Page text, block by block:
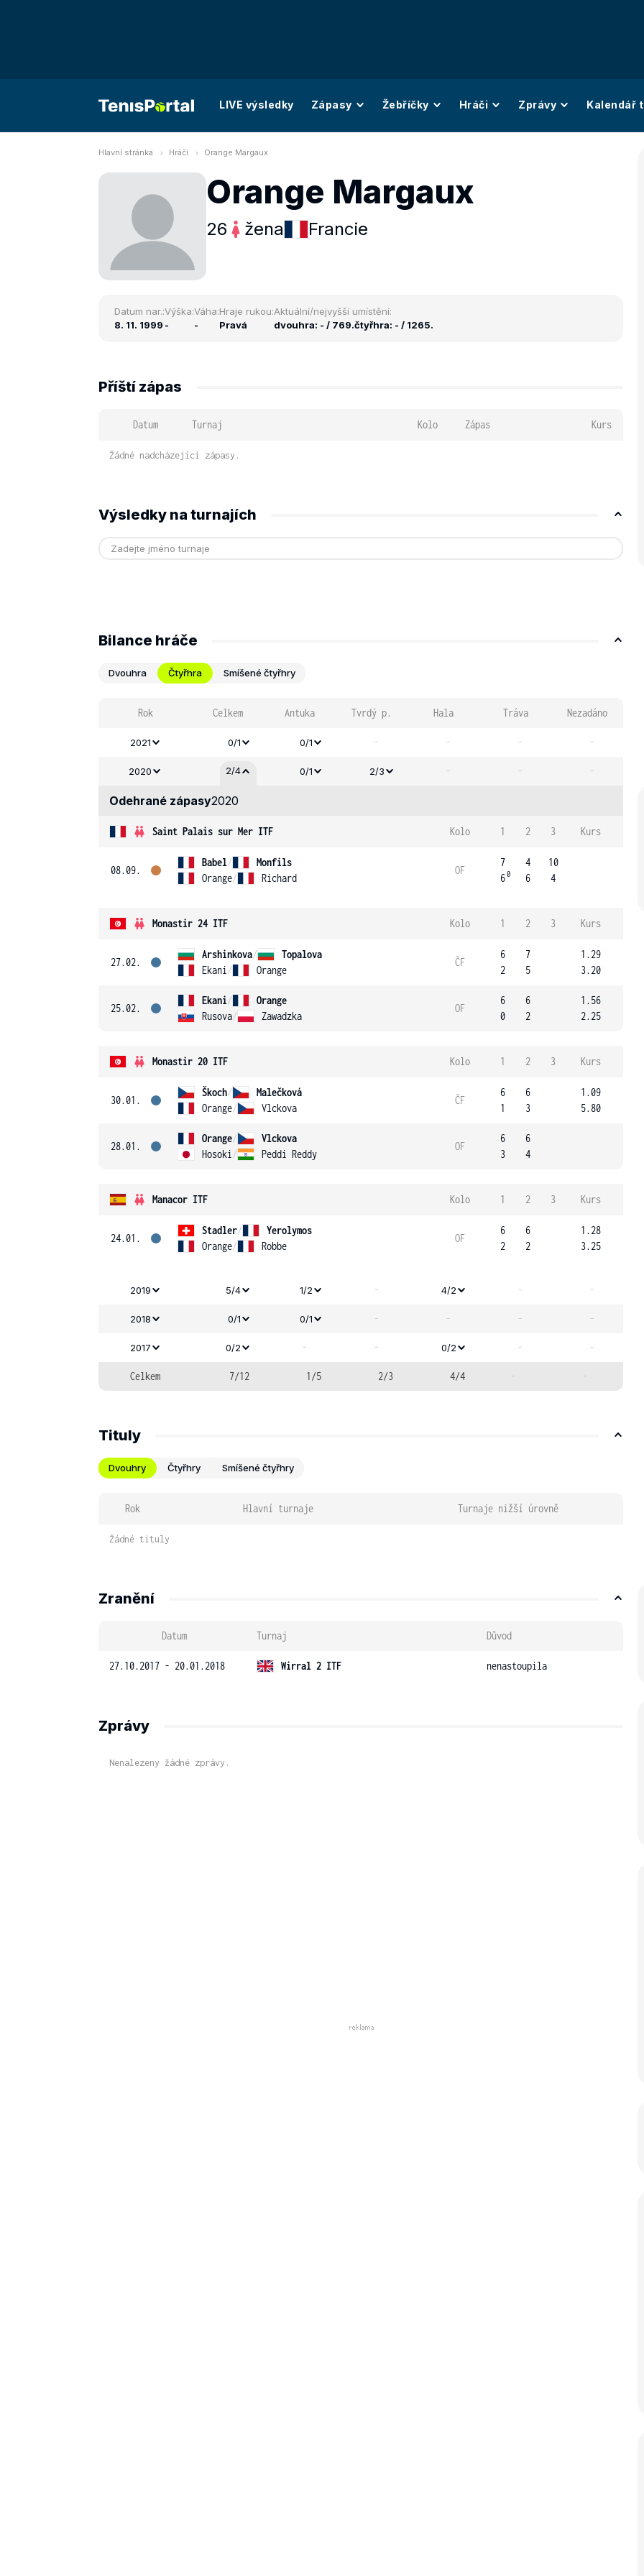
LIVE výsledky Zápasy Žebříčky Hráči Zprávy Kalendář
Hlavní stránka Hráči Orange Margaux
Orange Margaux
26 žena Francie
Datum nar.:
8. 11. 1999
Výška:
-
Váha:
-
Hraje rukou:
Pravá
Aktuální/nejvyšší umístění:
dvouhra: - / 769.čtyřhra: - / 1265.
Příští zápas
Datum Turnaj Kolo Zápas Kurs
Žádné nadcházející zápasy.
Výsledky na turnajích
Bilance hráče
Dvouhra Čtyřhra Smíšené čtyřhry
Rok Celkem Antuka Tvrdý p. Hala Tráva Nezadáno
2021 0/1 0/1 - - - -
2020 2/4 0/1 2/3 - - -
Odehrané zápasy2020
Saint Palais sur Mer ITF Kolo 1 2 3 Kurs
08.09.
Babel/
Monfils
Orange/ Richard
OF
7
60
4
6
10
4
Monastir 24 ITF Kolo 1 2 3 Kurs
27.02.
Arshinkova/
Topalova
Ekani / Orange
ČF
6
2
7
5
1.29
3.20
25.02.
Ekani/
Orange
Rusova/ Zawadzka
OF
6
0
6
2
1.56
2.25
Monastir 20 ITF Kolo 1 2 3 Kurs
30.01.
Škoch/
Malečková
Orange/ Vlckova
ČF
6
1
6
3
1.09
5.80
28.01.
Orange/
Vlckova
Hosoki / Peddi Reddy
OF
6
3
6
4
Manacor ITF Kolo 1 2 3 Kurs
24.01.
Stadler/
Yerolymos
Orange/ Robbe
OF
6
2
6
2
1.28
3.25
2019 5/4 1/2 - 4/2 - -
2018 0/1 0/1 - - - -
2017 0/2 - - 0/2 - -
Celkem 7/12 1/5 2/3 4/4 - -
Tituly
Dvouhry Čtyřhry Smíšené čtyřhry
Rok Hlavní turnaje Turnaje nižší úrovně
Žádné tituly
Zranění
Datum Turnaj Důvod
27.10.2017 - 20.01.2018 Wirral 2 ITF nenastoupila
Zprávy
Nenalezeny žádné zprávy.